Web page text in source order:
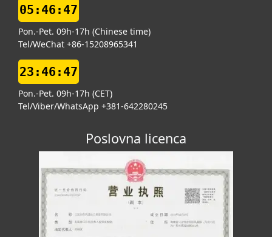
05:46:47
Pon.-Pet. 09h-17h (Chinese time)
Tel/WeChat +86-15208965341
23:46:47
Pon.-Pet. 09h-17h (CET)
Tel/Viber/WhatsApp +381-642280245
Poslovna licenca